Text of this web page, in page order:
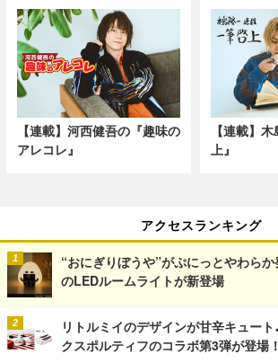
【連載】河西健吾の『趣味の
アレコレ』
【連載】
上』
アクセスランキング
“おにぎりぼうや”がぷにっとやわら
のLEDルームライトが新登場
リトルミイのデザインが甘辛キュー
クスポルティフのコラボ第3弾が登場！